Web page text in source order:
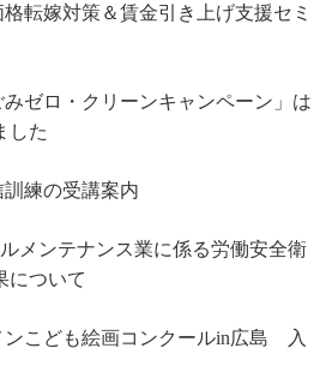
格転嫁対策＆賃金引き上げ支援セミ
みゼロ・クリーンキャンペーン」は
した
訓練の受講案内
メンテナンス業に係る労働安全衛
について
ンこども絵画コンクールin広島 入